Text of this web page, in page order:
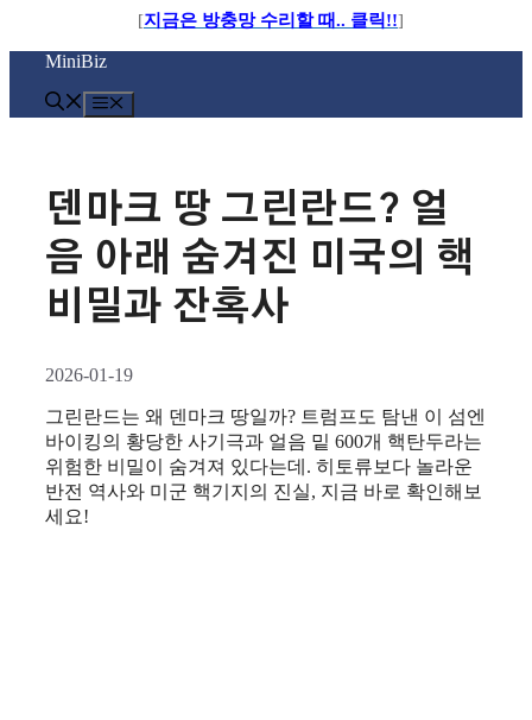
[지금은 방충망 수리할 때.. 클릭!!]
컨
로
MiniBiz
덴마크 땅 그린란드? 얼
음 아래 숨겨진 미국의 핵
비밀과 잔혹사
2026-01-19
그린란드는 왜 덴마크 땅일까? 트럼프도 탐낸 이 섬엔
바이킹의 황당한 사기극과 얼음 밑 600개 핵탄두라는
위험한 비밀이 숨겨져 있다는데. 히토류보다 놀라운
반전 역사와 미군 핵기지의 진실, 지금 바로 확인해보
세요!